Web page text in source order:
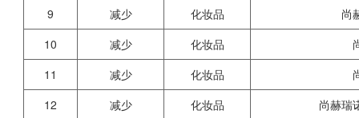
9
减少 化妆品
尚
10
减少 化妆品
11
减少 化妆品
12
减少 化妆品
尚赫瑞